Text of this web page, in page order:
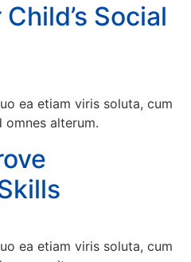
Social
ea etiam viris soluta, cum
alterum.
ea etiam viris soluta, cum